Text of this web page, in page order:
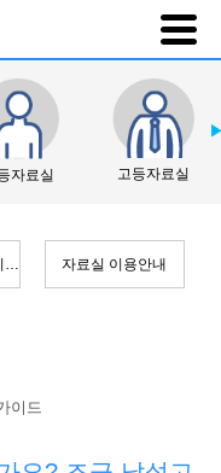
자료실 고등자료실
미래 기출자료실 이용 가이드 자료실 이용안내
이드